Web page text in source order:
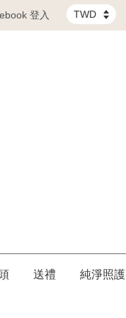
登入
送禮 純淨照護